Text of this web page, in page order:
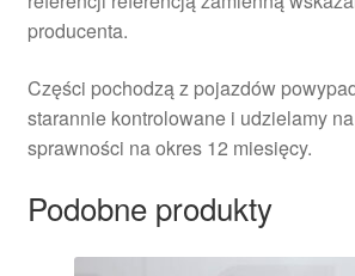
producenta.
Części pochodzą z pojazdów
starannie kontrolowane i udzielamy
sprawności na okres 12 miesięcy.
Podobne produkty